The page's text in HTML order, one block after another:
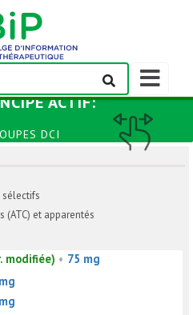
Afficher/
la
de
navigation
ACTIF:
DCI
sélectifs
(ATC) et apparentés
modifiée) • 75 mg